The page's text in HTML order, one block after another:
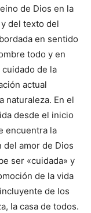
de Dios en la
del texto del
en sentido
todo y en
de la
actual
naturaleza. En el
desde el inicio
encuentra la
amor de Dios
ser «cuidada» y
de la vida
de los
la casa de todos.